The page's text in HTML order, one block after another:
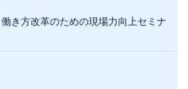
働き方改革のための現場力向上セミナ